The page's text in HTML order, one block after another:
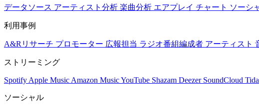
データソース アーティスト分析 楽曲分析 エアプレイ チャート ソーシ
利用事例
A&Rリサーチ プロモーター 広報担当 ラジオ番組編成者 アーティスト
ストリーミング
Spotify Apple Music Amazon MusicYouTube Shazam Deezer SoundCloud
ソーシャル